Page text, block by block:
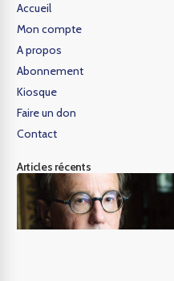
Accueil
Mon compte
A propos
Abonnement
Kiosque
Faire un don
Contact
Articles récents